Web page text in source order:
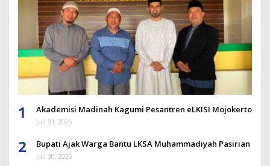
1 Akademisi Madinah Kagumi Pesantren eLKISI Mojokerto
Juli 31, 2026
2 Bupati Ajak Warga Bantu LKSA Muhammadiyah Pasirian
Juli 30, 2026